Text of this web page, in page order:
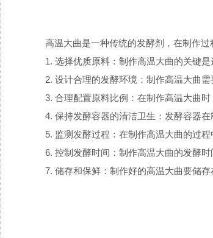
高温大曲是一种传统的发酵剂，在制作
1. 选择优质原料：制作高温大曲的关键
2. 设计合理的发酵环境：制作高温大曲
3. 合理配置原料比例：在制作高温大曲
4. 保持发酵容器的清洁卫生：发酵容器
5. 监测发酵过程：在制作高温大曲的过
6. 控制发酵时间：制作高温大曲的发酵
7. 储存和保鲜：制作好的高温大曲要储